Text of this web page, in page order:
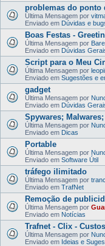
problemas do ponto
Última Mensagem por
Enviado em Dúvidas e
Boas Festas -
Última Mensagem por
Enviado em Dúvidas
Script para o Meu
Última Mensagem por
Enviado em Sugestões e
gadget
Última Mensagem por
Enviado em Dúvidas
Spywares;
Última Mensagem por
Enviado em Dicas
Portable
Última Mensagem por
Enviado em Software Útil
tráfego ilimitado
Última Mensagem por
Enviado em TrafNet
Remoção de
Última Mensagem por
Enviado em Notícias
Trafnet - Clix - Custos
Última Mensagem por
Enviado em Ideias e